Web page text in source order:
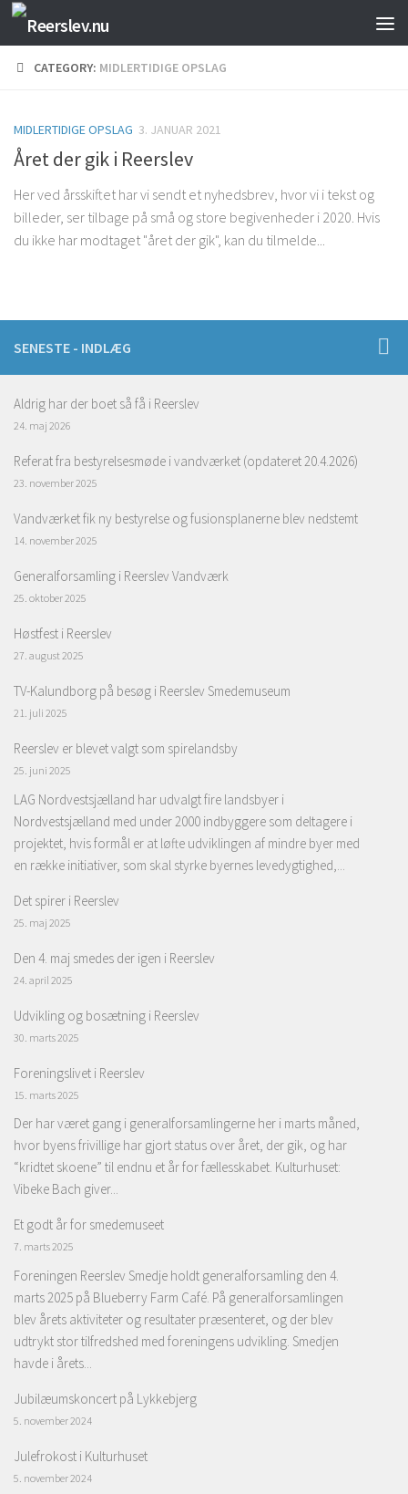
Skip to content
CATEGORY: MIDLERTIDIGE OPSLAG
MIDLERTIDIGE OPSLAG 3. JANUAR 2021
Året der gik i Reerslev
Her ved årsskiftet har vi sendt et nyhedsbrev, hvor vi i tekst og
billeder, ser tilbage på små og store begivenheder i 2020. Hvis
du ikke har modtaget "året der gik", kan du tilmelde...
SENESTE - INDLÆG
Aldrig har der boet så få i Reerslev
24. maj 2026
Referat fra bestyrelsesmøde i vandværket (opdateret 20.4.2026)
23. november 2025
Vandværket fik ny bestyrelse og fusionsplanerne blev nedstemt
14. november 2025
Generalforsamling i Reerslev Vandværk
25. oktober 2025
Høstfest i Reerslev
27. august 2025
TV-Kalundborg på besøg i Reerslev Smedemuseum
21. juli 2025
Reerslev er blevet valgt som spirelandsby
25. juni 2025
LAG Nordvestsjælland har udvalgt fire landsbyer i
Nordvestsjælland med under 2000 indbyggere som deltagere i
projektet, hvis formål er at løfte udviklingen af mindre byer med
en række initiativer, som skal styrke byernes levedygtighed,...
Det spirer i Reerslev
25. maj 2025
Den 4. maj smedes der igen i Reerslev
24. april 2025
Udvikling og bosætning i Reerslev
30. marts 2025
Foreningslivet i Reerslev
15. marts 2025
Der har været gang i generalforsamlingerne her i marts måned,
hvor byens frivillige har gjort status over året, der gik, og har
“kridtet skoene” til endnu et år for fællesskabet. Kulturhuset:
Vibeke Bach giver...
Et godt år for smedemuseet
7. marts 2025
Foreningen Reerslev Smedje holdt generalforsamling den 4.
marts 2025 på Blueberry Farm Café. På generalforsamlingen
blev årets aktiviteter og resultater præsenteret, og der blev
udtrykt stor tilfredshed med foreningens udvikling. Smedjen
havde i årets...
Jubilæumskoncert på Lykkebjerg
5. november 2024
Julefrokost i Kulturhuset
5. november 2024